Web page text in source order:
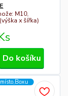
M10,
x šířka)
Do košíku